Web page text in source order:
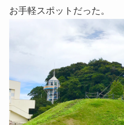
お手軽スポットだった。